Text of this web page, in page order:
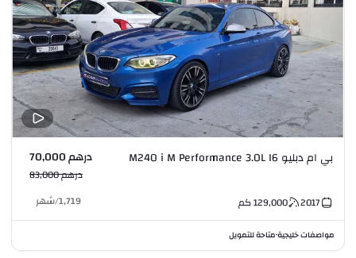
بي ام دبليو M240 i M Performance 3.0L I6 درهم 70,000
درهم 83,000
2017
129,000كم 1,719
/شهر
مواصفات خليجية•متاحة للتمويل